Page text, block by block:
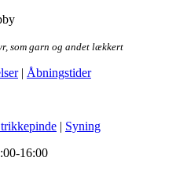
som garn og andet lækkert
| Åbningstider
| Syning
16:00